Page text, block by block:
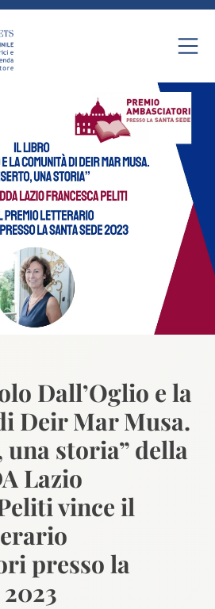
Dall’Oglio e la
Deir Mar Musa.
una storia” della
Lazio
vince il
presso la